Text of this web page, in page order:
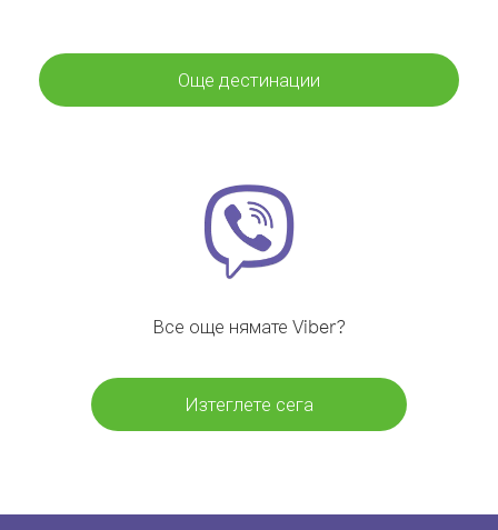
Още дестинации
Все още нямате Viber?
Изтеглете сега